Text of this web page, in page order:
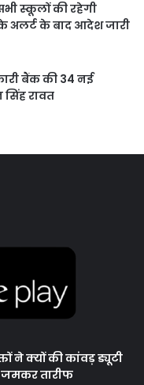
स्कूलों की रहेगी
अलर्ट के बाद आदेश जारी
बैंक की 34 नई
सिंह रावत
ने क्यों की कांवड़ ड्यूटी
तारीफ